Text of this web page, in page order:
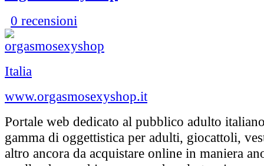
0 recensioni
Italia
www.orgasmosexyshop.it
Portale web dedicato al pubblico adulto
gamma di oggettistica per adulti, giocattoli,
altro ancora da acquistare online in maniera